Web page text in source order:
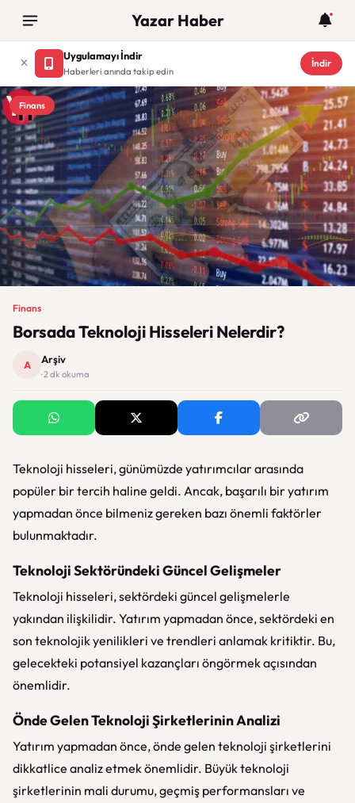
Yazar Haber
Uygulamayı İndir
Haberleri anında takip edin
İndir
Finans
Finans
Borsada Teknoloji Hisseleri Nelerdir?
A Arşiv
· 2 dk okuma
Teknoloji hisseleri, günümüzde yatırımcılar arasında
popüler bir tercih haline geldi. Ancak, başarılı bir yatırım
yapmadan önce bilmeniz gereken bazı önemli faktörler
bulunmaktadır.
Teknoloji Sektöründeki Güncel Gelişmeler
Teknoloji hisseleri, sektördeki güncel gelişmelerle
yakından ilişkilidir. Yatırım yapmadan önce, sektördeki en
son teknolojik yenilikleri ve trendleri anlamak kritiktir. Bu,
gelecekteki potansiyel kazançları öngörmek açısından
önemlidir.
Önde Gelen Teknoloji Şirketlerinin Analizi
Yatırım yapmadan önce, önde gelen teknoloji şirketlerini
dikkatlice analiz etmek önemlidir. Büyük teknoloji
şirketlerinin mali durumu, geçmiş performansları ve